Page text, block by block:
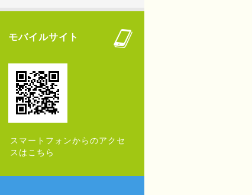
モバイルサイト
スマートフォンからのアクセ
スはこちら